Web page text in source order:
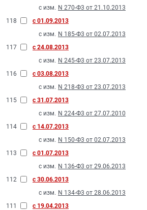
с изм. N 270-Ф3 от 21.10.2013
118
с 01.09.2013
с изм. N 185-Ф3 от 02.07.2013
117
с 24.08.2013
с изм. N 245-Ф3 от 23.07.2013
116
с 03.08.2013
с изм. N 218-Ф3 от 23.07.2013
115
с 31.07.2013
с изм. N 224-Ф3 от 27.07.2010
114
с 14.07.2013
с изм. N 150-Ф3 от 02.07.2013
113
с 01.07.2013
с изм. N 136-Ф3 от 29.06.2013
112
с 30.06.2013
с изм. N 134-Ф3 от 28.06.2013
111
с 19.04.2013